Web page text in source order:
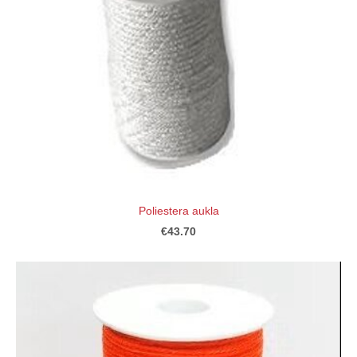
Poliestera aukla
€43.70